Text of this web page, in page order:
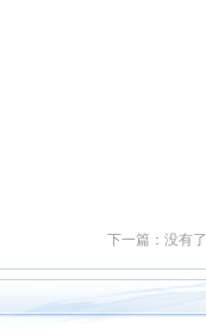
下一篇：没有了